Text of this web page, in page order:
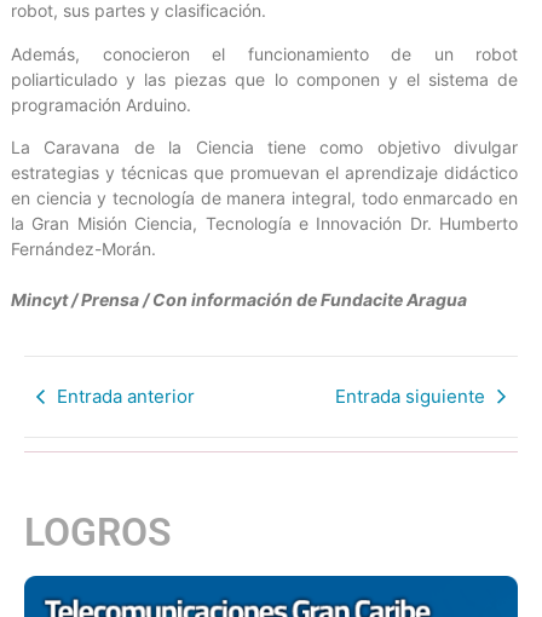
robot, sus partes y clasificación.
Además, conocieron el funcionamiento de un robot
poliarticulado y las piezas que lo componen y el sistema de
programación Arduino.
La Caravana de la Ciencia tiene como objetivo divulgar
estrategias y técnicas que promuevan el aprendizaje didáctico
en ciencia y tecnología de manera integral, todo enmarcado en
la Gran Misión Ciencia, Tecnología e Innovación Dr. Humberto
Fernández-Morán.
Mincyt / Prensa / Con información de Fundacite Aragua
Entrada anterior Entrada siguiente
LOGROS